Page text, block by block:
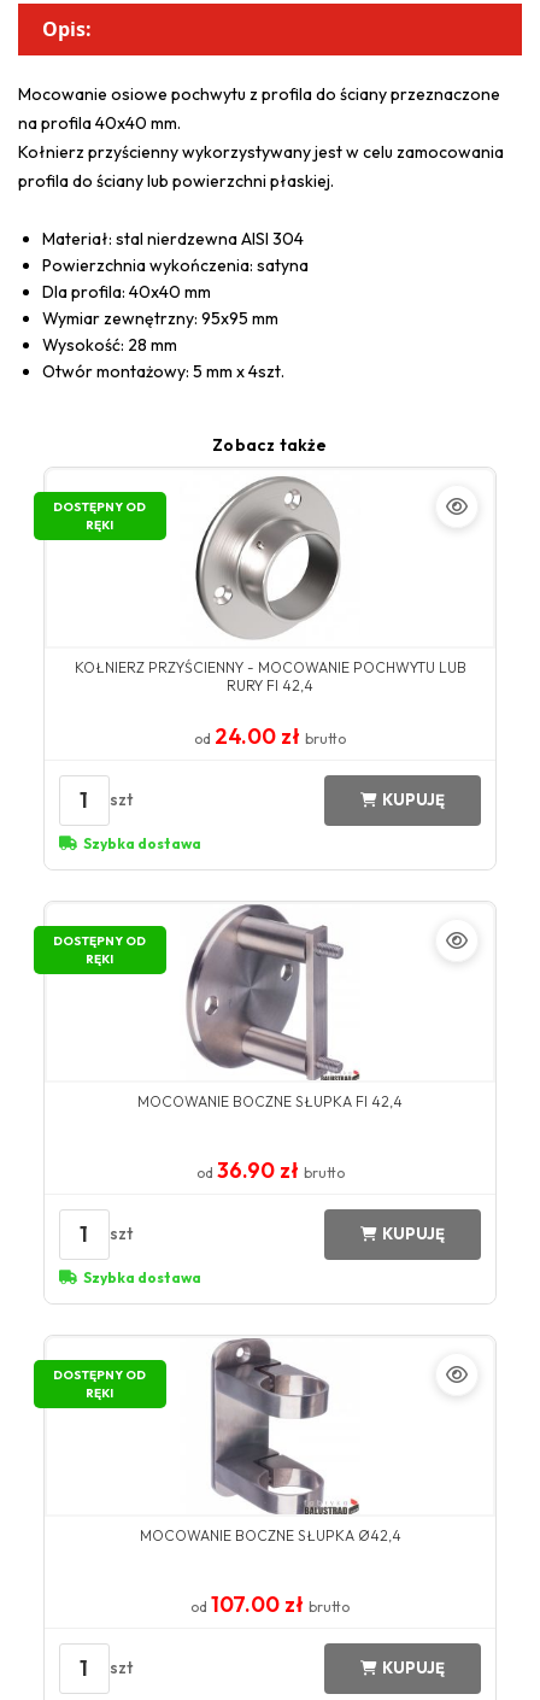
Opis:
Mocowanie osiowe pochwytu z profila do ściany przeznaczone
na profila 40x40 mm.
Kołnierz przyścienny wykorzystywany jest w celu zamocowania
profila do ściany lub powierzchni płaskiej.
Materiał: stal nierdzewna AISI 304
Powierzchnia wykończenia: satyna
Dla profila: 40x40 mm
Wymiar zewnętrzny: 95x95 mm
Wysokość: 28 mm
Otwór montażowy: 5 mm x 4szt.
Zobacz także
DOSTĘPNY OD
RĘKI
KOŁNIERZ PRZYŚCIENNY - MOCOWANIE POCHWYTU LUB
RURY FI 42,4
od 24.00 zł brutto
1 szt KUPUJĘ
Szybka dostawa
DOSTĘPNY OD
RĘKI
MOCOWANIE BOCZNE SŁUPKA FI 42,4
od 36.90 zł brutto
1 szt KUPUJĘ
Szybka dostawa
DOSTĘPNY OD
RĘKI
MOCOWANIE BOCZNE SŁUPKA Ø42,4
od 107.00 zł brutto
1 szt KUPUJĘ